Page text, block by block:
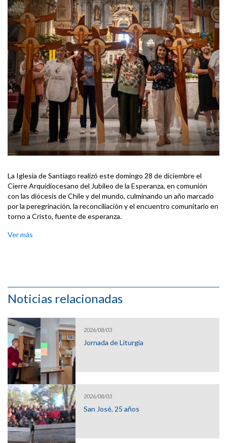
La Iglesia de Santiago realizó este domingo 28 de diciembre el
Cierre Arquidiocesano del Jubileo de la Esperanza, en comunión
con las diócesis de Chile y del mundo, culminando un año marcado
por la peregrinación, la reconciliación y el encuentro comunitario en
torno a Cristo, fuente de esperanza.
Ver más
Noticias relacionadas
2026/08/03
Jornada de Liturgia
2026/08/03
San José, 25 años